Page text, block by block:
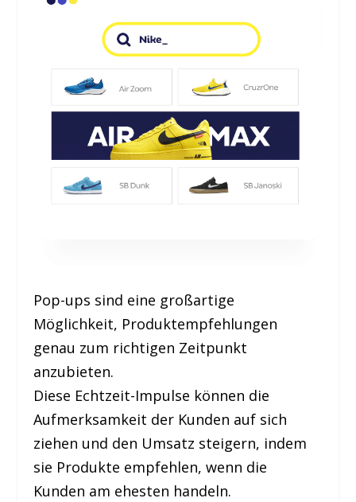
Pop-ups sind eine großartige
Möglichkeit, Produktempfehlungen
genau zum richtigen Zeitpunkt
anzubieten.
Diese Echtzeit-Impulse können die
Aufmerksamkeit der Kunden auf sich
ziehen und den Umsatz steigern, indem
sie Produkte empfehlen, wenn die
Kunden am ehesten handeln.